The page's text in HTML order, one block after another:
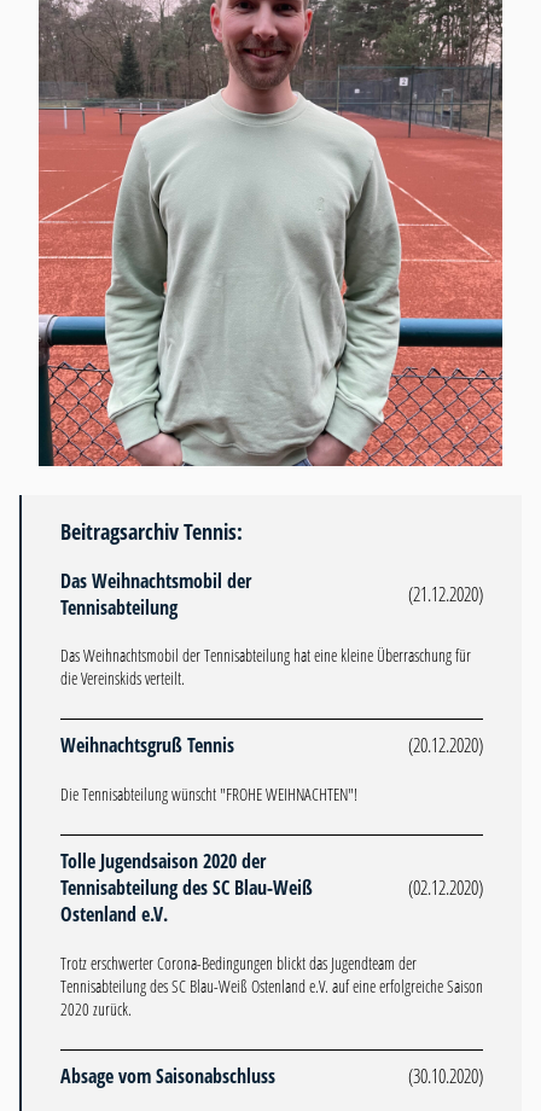
Beitragsarchiv Tennis:
Das Weihnachtsmobil der
Tennisabteilung
(21.12.2020)
Das Weihnachtsmobil der Tennisabteilung hat eine kleine Überraschung für
die Vereinskids verteilt.
Weihnachtsgruß Tennis (20.12.2020)
Die Tennisabteilung wünscht "FROHE WEIHNACHTEN"!
Tolle Jugendsaison 2020 der
Tennisabteilung des SC Blau-Weiß
Ostenland e.V.
(02.12.2020)
Trotz erschwerter Corona-Bedingungen blickt das Jugendteam der
Tennisabteilung des SC Blau-Weiß Ostenland e.V. auf eine erfolgreiche Saison
2020 zurück.
Absage vom Saisonabschluss (30.10.2020)